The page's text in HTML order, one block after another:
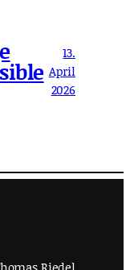
13.
April
2026